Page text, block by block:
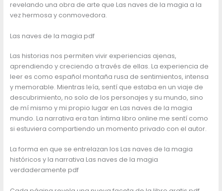
revelando una obra de arte que Las naves de la magia a la
vez hermosa y conmovedora.
Las naves de la magia pdf
Las historias nos permiten vivir experiencias ajenas,
aprendiendo y creciendo a través de ellas. La experiencia de
leer es como español montaña rusa de sentimientos, intensa
y memorable. Mientras leía, sentí que estaba en un viaje de
descubrimiento, no solo de los personajes y su mundo, sino
de mí mismo y mi propio lugar en Las naves de la magia
mundo. La narrativa era tan íntima libro online​ me sentí como
si estuviera compartiendo un momento privado con el autor.
La forma en que se entrelazan los Las naves de la magia
históricos y la narrativa Las naves de la magia
verdaderamente pdf